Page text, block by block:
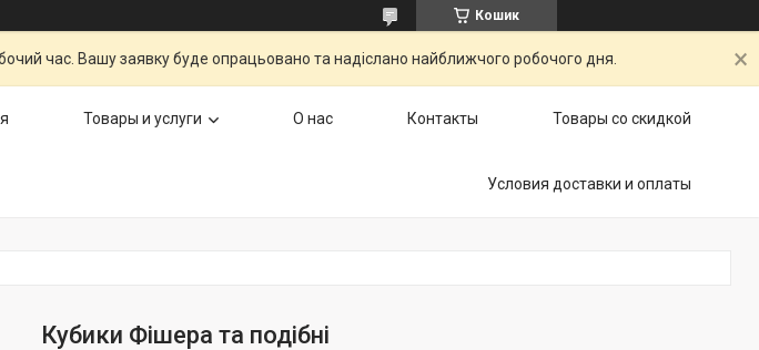
Кошик
час. Вашу заявку буде опрацьовано та надіслано найближчого робочого дня.
Товары и услуги О нас Контакты Товары со скидкой
Условия доставки и оплаты
Кубики Фішера та подібні